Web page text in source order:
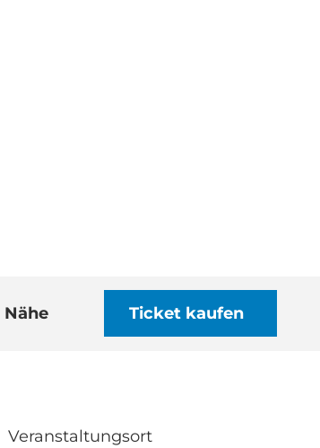
Nähe Ticket kaufen
Veranstaltungsort